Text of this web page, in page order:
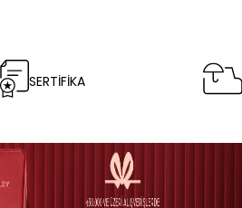
SERTİFİKA